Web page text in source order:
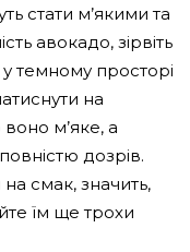
стати м’якими та
авокадо, зірвіть
темному просторі
на
м’яке, а
дозрів.
смак, значить,
їм ще трохи